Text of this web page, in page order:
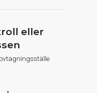
eller